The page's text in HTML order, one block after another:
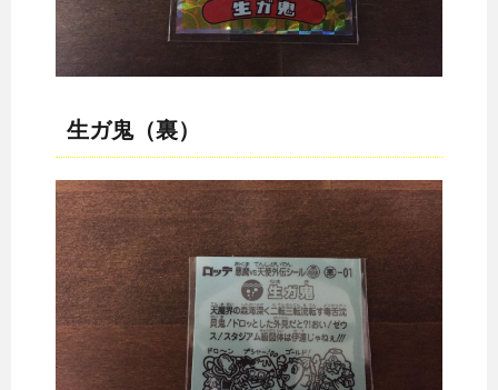
生ガ鬼（裏）